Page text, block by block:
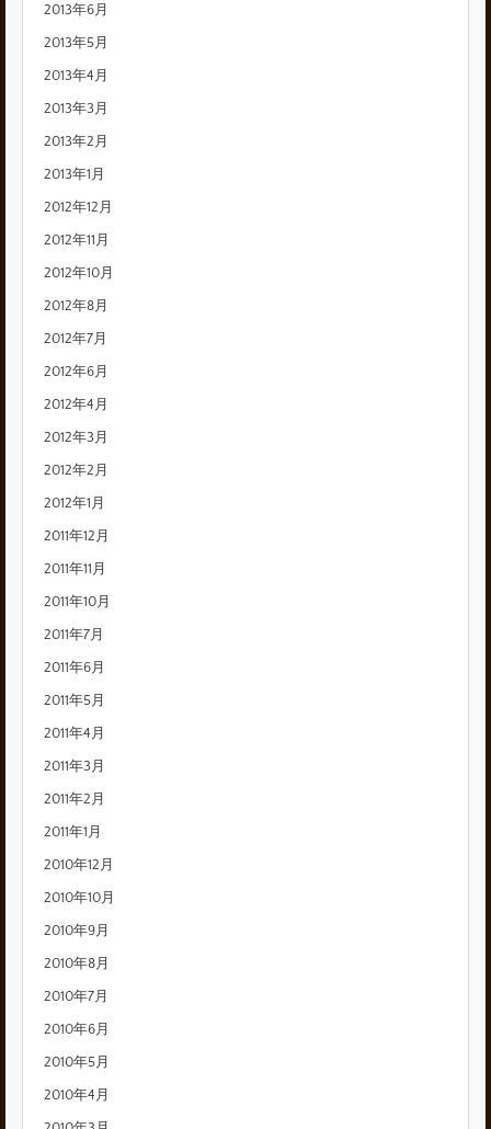
2013年6月
2013年5月
2013年4月
2013年3月
2013年2月
2013年1月
2012年12月
2012年11月
2012年10月
2012年8月
2012年7月
2012年6月
2012年4月
2012年3月
2012年2月
2012年1月
2011年12月
2011年11月
2011年10月
2011年7月
2011年6月
2011年5月
2011年4月
2011年3月
2011年2月
2011年1月
2010年12月
2010年10月
2010年9月
2010年8月
2010年7月
2010年6月
2010年5月
2010年4月